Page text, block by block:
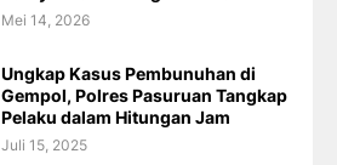
Mei 14, 2026
Ungkap Kasus Pembunuhan di
Gempol, Polres Pasuruan Tangkap
Pelaku dalam Hitungan Jam
Juli 15, 2025